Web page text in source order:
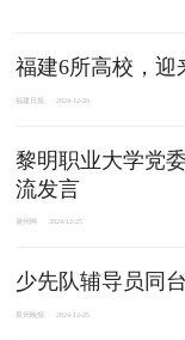
福建6所高校，迎
福建日报 2024-12-26
黎明职业大学党
流发言
泉州网 2024-12-25
少先队辅导员同
泉州晚报 2024-12-25